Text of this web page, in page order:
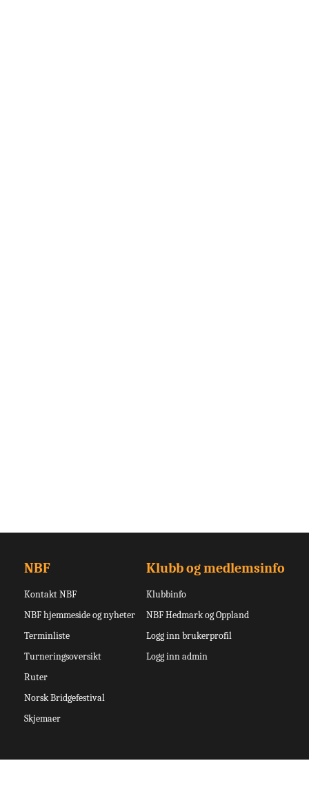
NBF
Kontakt NBF
NBF hjemmeside og nyheter
Terminliste
Turneringsoversikt
Ruter
Norsk Bridgefestival
Skjemaer
Klubb og medlemsinfo
Klubbinfo
NBF Hedmark og Oppland
Logg inn brukerprofil
Logg inn admin